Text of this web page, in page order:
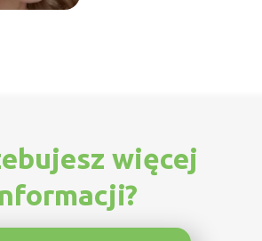
więcej